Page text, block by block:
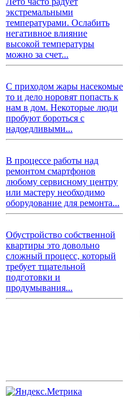
экстремальными
температурами. Ослабить
негативное влияние
высокой температуры
можно за счет...
С приходом жары насекомые
то и дело норовят попасть к
нам в дом. Некоторые люди
пробуют бороться с
надоедливыми...
В процессе работы над
ремонтом смартфонов
любому сервисному центру
или мастеру необходимо
оборудование для ремонта...
Обустройство собственной
квартиры это довольно
сложный процесс, который
требует тщательной
подготовки и
продумывания...